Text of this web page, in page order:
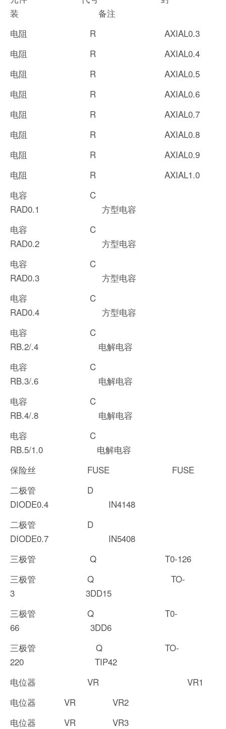
装 备注
电阻 R AXIAL0.3
电阻 R AXIAL0.4
电阻 R AXIAL0.5
电阻 R AXIAL0.6
电阻 R AXIAL0.7
电阻 R AXIAL0.8
电阻 R AXIAL0.9
电阻 R AXIAL1.0
电容 C
RAD0.1 方型电容
电容 C
RAD0.2 方型电容
电容 C
RAD0.3 方型电容
电容 C
RAD0.4 方型电容
电容 C
RB.2/.4 电解电容
电容 C
RB.3/.6 电解电容
电容 C
RB.4/.8 电解电容
电容 C
RB.5/1.0 电解电容
保险丝 FUSE FUSE
二极管 D
DIODE0.4 IN4148
二极管 D
DIODE0.7 IN5408
三极管 Q T0-126
三极管 Q TO-
3 3DD15
三极管 Q T0-
66 3DD6
三极管 Q TO-
220 TIP42
电位器 VR VR1
电位器 VR VR2
电位器 VR VR3